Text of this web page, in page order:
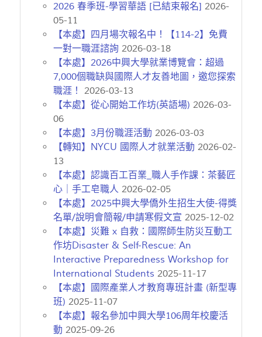
2026 春季班-學習華語 [已結束報名] 2026-
05-11
【本處】四月場次報名中！【114-2】免費
一對一職涯諮詢 2026-03-18
【本處】2026中興大學就業博覽會：超過
7,000個職缺與國際人才友善地圖，邀您探索
職涯！ 2026-03-13
【本處】從心開始工作坊(英語場) 2026-03-
06
【本處】3月份職涯活動 2026-03-03
【轉知】NYCU 國際人才就業活動 2026-02-
13
【本處】認識百工百業_職人手作課：茶藝匠
心｜手工皂職人 2026-02-05
【本處】2025中興大學僑外生招生大使-得獎
名單/說明會簡報/申請寒假文宣 2025-12-02
【本處】災難 x 自救：國際師生防災互動工
作坊Disaster & Self-Rescue: An
Interactive Preparedness Workshop for
International Students 2025-11-17
【本處】國際產業人才教育專班計畫 (新型專
班) 2025-11-07
【本處】報名參加中興大學106周年校慶活
動 2025-09-26